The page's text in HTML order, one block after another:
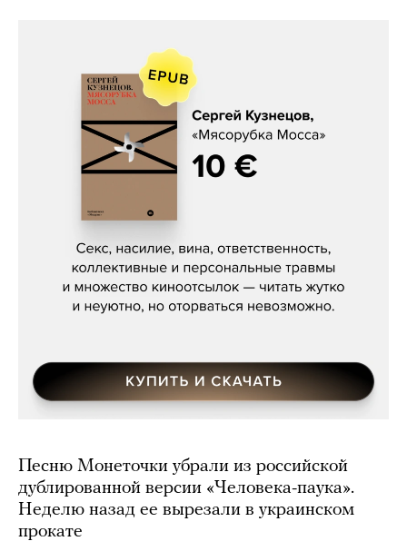
Сергей Кузнецов, «Мясорубка
Песню Монеточки убрали из российской
дублированной версии «Человека-паука».
Неделю назад ее вырезали в украинском
прокате